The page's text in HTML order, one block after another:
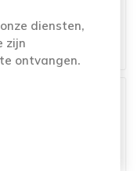
SOEP DOOS ST-
DOOS 20ST
€19,53
diensten,
zijn
ontvangen.